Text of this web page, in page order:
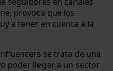
provoca que los
a tener en cuenta a la
se trata de una
poder llegar a un sector